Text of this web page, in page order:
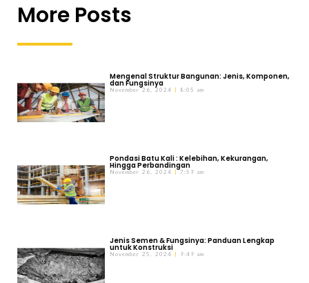
More Posts
Mengenal Struktur Bangunan: Jenis, Komponen,
dan Fungsinya
November 26, 2024 8:05 am
Pondasi Batu Kali : Kelebihan, Kekurangan,
Hingga Perbandingan
November 26, 2024 7:59 am
Jenis Semen & Fungsinya: Panduan Lengkap
untuk Konstruksi
November 25, 2024 9:49 am